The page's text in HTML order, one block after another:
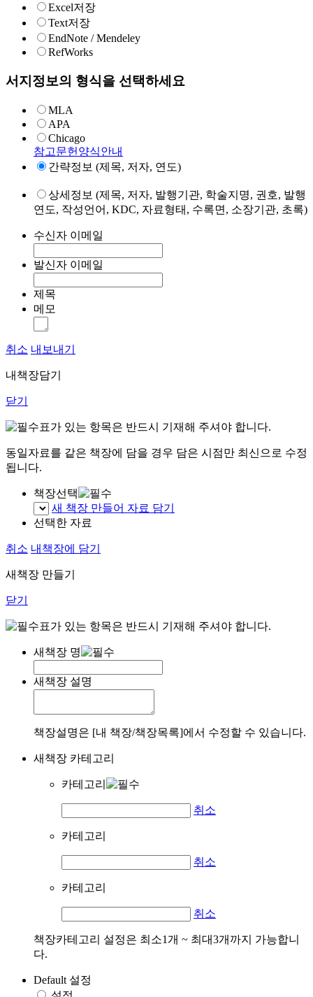
Excel저장
Text저장
EndNote / Mendeley
RefWorks
서지정보의 형식을 선택하세요
MLA
APA
Chicago
참고문헌양식안내
간략정보 (제목, 저자, 연도)
상세정보 (제목, 저자, 발행기관, 학술지명, 권호, 발행
연도, 작성언어, KDC, 자료형태, 수록면, 소장기관, 초록)
수신자 이메일
발신자 이메일
제목
메모
취소 내보내기
내책장담기
닫기
표가 있는 항목은 반드시 기재해 주셔야 합니다.
동일자료를 같은 책장에 담을 경우 담은 시점만 최신으로 수정
됩니다.
책장선택
새 책장 만들어 자료 담기
선택한 자료
취소 내책장에 담기
새책장 만들기
닫기
표가 있는 항목은 반드시 기재해 주셔야 합니다.
새책장 명
새책장 설명
책장설명은 [내 책장/책장목록]에서 수정할 수 있습니다.
새책장 카테고리
카테고리
취소
카테고리
취소
카테고리
취소
책장카테고리 설정은 최소1개 ~ 최대3개까지 가능합니
다.
Default 설정